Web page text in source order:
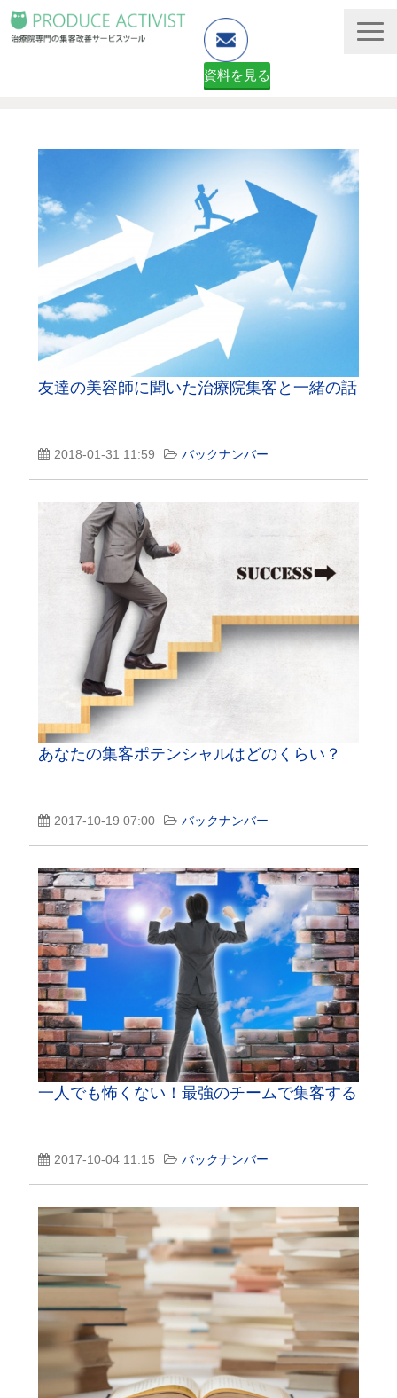
資料を見る
予約システム・顧客管理
資料ダウンロード（無料）
２ヶ月無料体験申し込みフォーム
友達の美容師に聞いた治療院集客と一緒の話
2018-01-31 11:59 バックナンバー
あなたの集客ポテンシャルはどのくらい？
2017-10-19 07:00 バックナンバー
一人でも怖くない！最強のチームで集客する
2017-10-04 11:15 バックナンバー